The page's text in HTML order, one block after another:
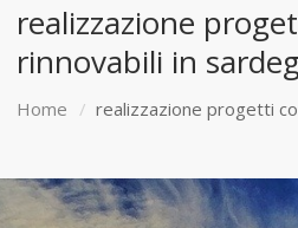
realizzazione
rinnovabili in
Home realizzazione progetti